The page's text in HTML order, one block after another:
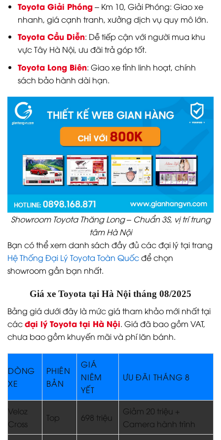
Toyota Giải Phóng– Km 10, Giải Phóng: Giao xe
nhanh, giá cạnh tranh, xưởng dịch vụ quy mô lớn.
Toyota Cầu Diễn: Dễ tiếp cận với người mua khu
vực Tây Hà Nội, ưu đãi trả góp tốt.
Toyota Long Biên: Giao xe tỉnh linh hoạt, chính
sách bảo hành dài hạn.
Showroom Toyota Thăng Long – Chuẩn 3S, vị trí trung
tâm Hà Nội
Bạn có thể xem danh sách đầy đủ các đại lý tại trang
Hệ Thống Đại Lý Toyota Toàn Quốcđể chọn
showroom gần bạn nhất.
Giá xe Toyota tại Hà Nội tháng 08/2025
Bảng giá dưới đây là mức giá tham khảo mới nhất tại
cácđại lý Toyota tại Hà Nội. Giá đã bao gồm VAT,
chưa bao gồm khuyến mãi và phí lăn bánh.
DÒNG
XE
PHIÊN
BẢN
GIÁ
NIÊM
YẾT
ƯU ĐÃI THÁNG 8
Veloz
Cross
Top 698 triệu
Giảm 20 triệu +
Camera hành trình